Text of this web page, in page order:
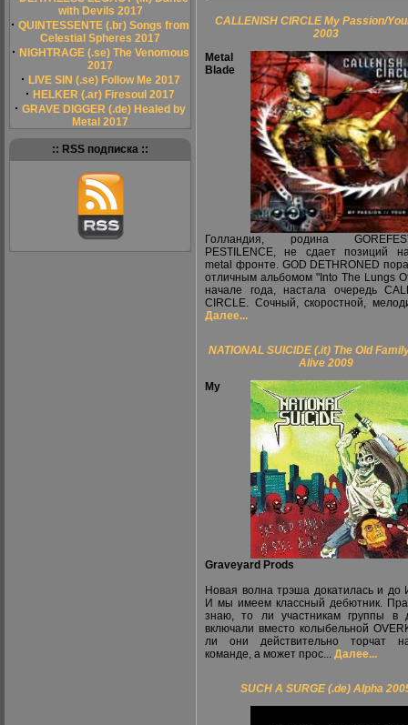
with Devils 2017
· QUINTESSENTE (.br) Songs from
Celestial Spheres 2017
· NIGHTRAGE (.se) The Venomous
2017
· LIVE SIN (.se) Follow Me 2017
· HELKER (.ar) Firesoul 2017
· GRAVE DIGGER (.de) Healed by
Metal 2017
:: RSS подписка ::
CALLENISH CIRCLE My Passion/
2003
Metal
Blade
Голландия, родина
PESTILENCE, не сдает позиций
metal фронте. GOD DETHRONED
отличным альбомом "Into The Lungs
начале года, настала очередь
CIRCLE. Сочный, скоростной,
Далее...
NATIONAL SUICIDE (.it) The Old
Alive 2009
My
Graveyard Prods
Новая волна трэша докатилась и до
И мы имеем классный дебютник.
знаю, то ли участникам группы в
включали вместо колыбельной
ли они действительно торчат
команде, а может прос... Далее...
SUCH A SURGE (.de) Alpha